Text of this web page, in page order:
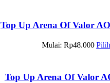
Top Up Arena Of Valor
Mulai: Rp48.000
Top Up Arena Of Valor